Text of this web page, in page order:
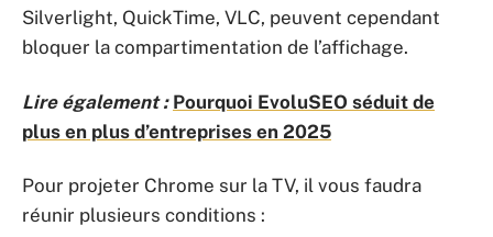
Silverlight, QuickTime, VLC, peuvent cependant
bloquer la compartimentation de l’affichage.
Lire également : Pourquoi EvoluSEO séduit de
plus en plus d’entreprises en 2025
Pour projeter Chrome sur la TV, il vous faudra
réunir plusieurs conditions :